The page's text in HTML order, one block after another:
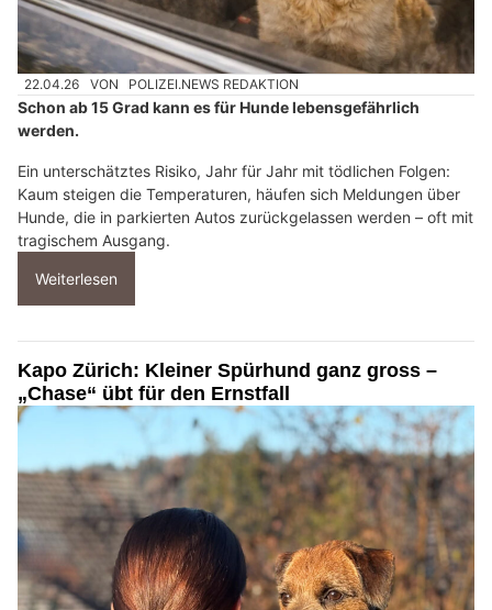
22.04.26 VON POLIZEI.NEWS REDAKTION
Schon ab 15 Grad kann es für Hunde lebensgefährlich
werden.
Ein unterschätztes Risiko, Jahr für Jahr mit tödlichen Folgen:
Kaum steigen die Temperaturen, häufen sich Meldungen über
Hunde, die in parkierten Autos zurückgelassen werden – oft mit
tragischem Ausgang.
Weiterlesen
Kapo Zürich: Kleiner Spürhund ganz gross –
„Chase“ übt für den Ernstfall